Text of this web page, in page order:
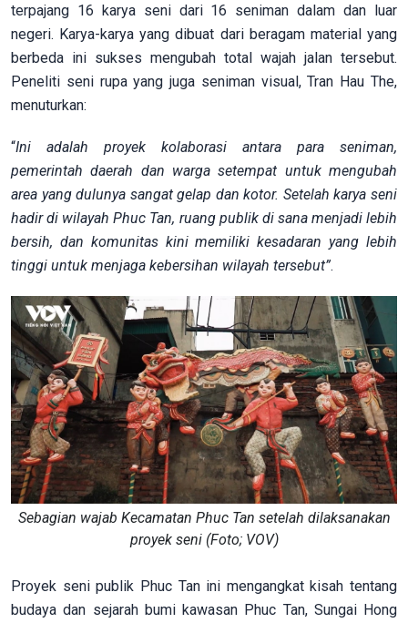
terpajang 16 karya seni dari 16 seniman dalam dan luar
negeri. Karya-karya yang dibuat dari beragam material yang
berbeda ini sukses mengubah total wajah jalan tersebut.
Peneliti seni rupa yang juga seniman visual, Tran Hau The,
menuturkan:
“Ini adalah proyek kolaborasi antara para seniman,
pemerintah daerah dan warga setempat untuk mengubah
area yang dulunya sangat gelap dan kotor. Setelah karya seni
hadir di wilayah Phuc Tan, ruang publik di sana menjadi lebih
bersih, dan komunitas kini memiliki kesadaran yang lebih
tinggi untuk menjaga kebersihan wilayah tersebut”.
Sebagian wajab Kecamatan Phuc Tan setelah dilaksanakan
proyek seni (Foto; VOV)
Proyek seni publik Phuc Tan ini mengangkat kisah tentang
budaya dan sejarah bumi kawasan Phuc Tan, Sungai Hong